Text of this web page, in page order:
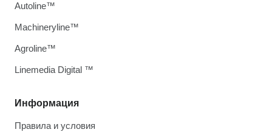
Информация
Правила и условия
Autoline™
Machineryline™
Agroline™
Linemedia Digital ™